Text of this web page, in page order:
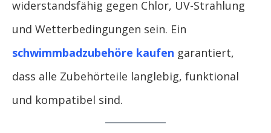
widerstandsfähig gegen Chlor, UV-Strahlung
und Wetterbedingungen sein. Ein
schwimmbadzubehöre kaufen garantiert,
dass alle Zubehörteile langlebig, funktional
und kompatibel sind.